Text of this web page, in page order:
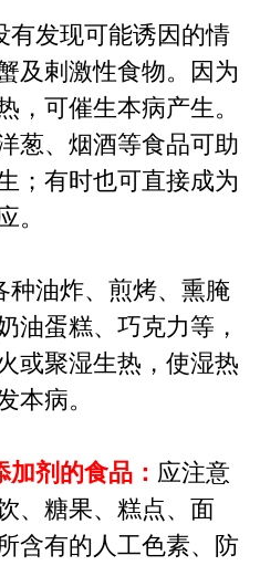
有发现可能诱因的情
及剌激性食物。因为
，可催生本病产生。
葱、烟酒等食品可助
；有时也可直接成为
。
种油炸、煎烤、熏腌
油蛋糕、巧克力等，
或聚湿生热，使湿热
本病。
剂的食品： 应注意
、糖果、糕点、面
含有的人工色素、防